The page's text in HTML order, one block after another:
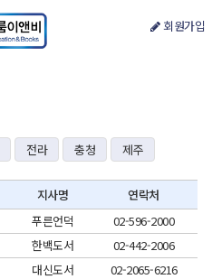
회원가입
전라 충청 제주
지사명 연락처
푸른언덕 02-596-2000
한백도서 02-442-2006
대신도서 02-2065-6216